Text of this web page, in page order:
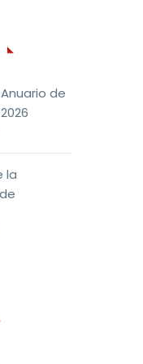
de
la